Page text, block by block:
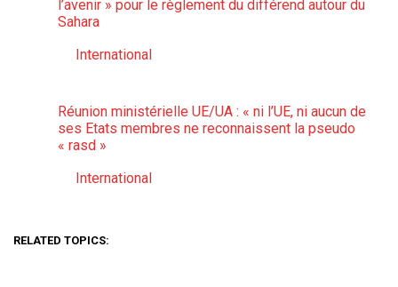
l’avenir » pour le règlement du différend autour du
Sahara
Par rapport à
International
Réunion ministérielle UE/UA : « ni l’UE, ni aucun de
ses Etats membres ne reconnaissent la pseudo
« rasd »
Par rapport à
International
RELATED TOPICS: